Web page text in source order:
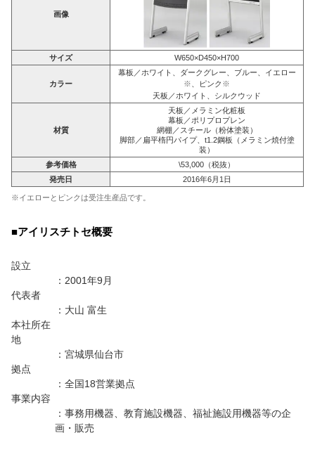
画像
サイズ W650×D450×H700
カラー
幕板／ホワイト、ダークグレー、ブルー、イエロー
※ 、ピンク ※
天板／ホワイト、シルクウッド
材質
天板／メラミン化粧板
幕板／ポリプロプレン
網棚／スチール（粉体塗装）
脚部／扁平楕円パイプ、t1.2鋼板（メラミン焼付塗
装）
参考価格
\53,000（税抜）
発売日
2016年6月1日
※イエローとピンクは受注生産品です。
■アイリスチトセ概要
設立
：2001年9月
代表者
：大山 富生
本社所在
地
：宮城県仙台市
拠点
：全国18営業拠点
事業内容
：事務用機器、教育施設機器、福祉施設用機器等の企
画・販売